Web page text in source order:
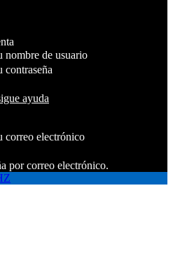
nombre de usuario
contraseña
ayuda
correo electrónico
por correo electrónico.